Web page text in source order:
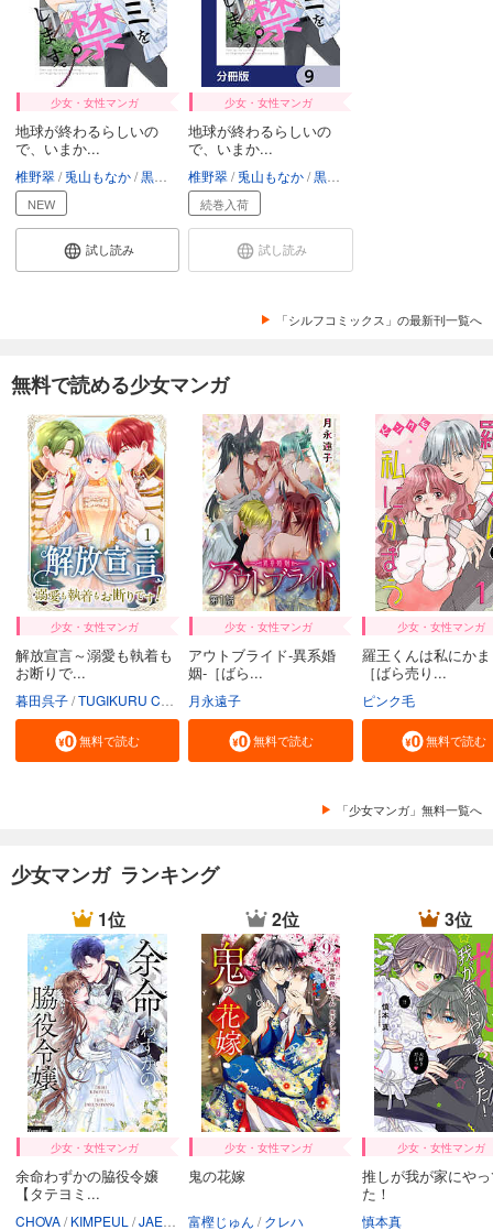
少女・女性マンガ
地球が終わるらしいの
で、いまか...
椎野翠 兎山もなか 黒衛もん
NEW
試し読み
少女・女性マンガ
地球が終わるらしいの
で、いまか...
椎野翠 兎山もなか 黒衛もん
続巻入荷
試し読み
「シルフコミックス」の最新刊一覧へ
無料で読める少女マンガ
少女・女性マンガ
解放宣言～溺愛も執着も
お断りで...
暮田呉子 TUGIKURU COMICS
無料で読む
少女・女性マンガ
アウトブライド-異系婚
姻-［ばら...
月永遠子
無料で読む
少女・女性マンガ
羅王くんは私にか
［ばら売り...
ピンク毛
無料で読む
「少女マンガ」無料一覧へ
少女マンガ ランキング
1位
少女・女性マンガ
余命わずかの脇役令嬢
【タテヨミ...
CHOVA KIMPEUL JAEUNHYANG
2位
少女・女性マンガ
鬼の花嫁
富樫じゅん クレハ
3位
少女・女性マンガ
推しが我が家にや
た！
慎本真